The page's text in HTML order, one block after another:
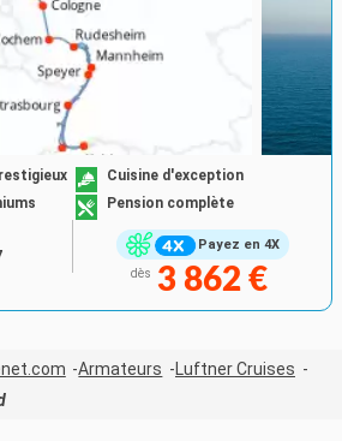
Payez en 4X
Cuisine d'exception
Pension complète
dès 3 862 €
Armateurs
Luftner Cruises